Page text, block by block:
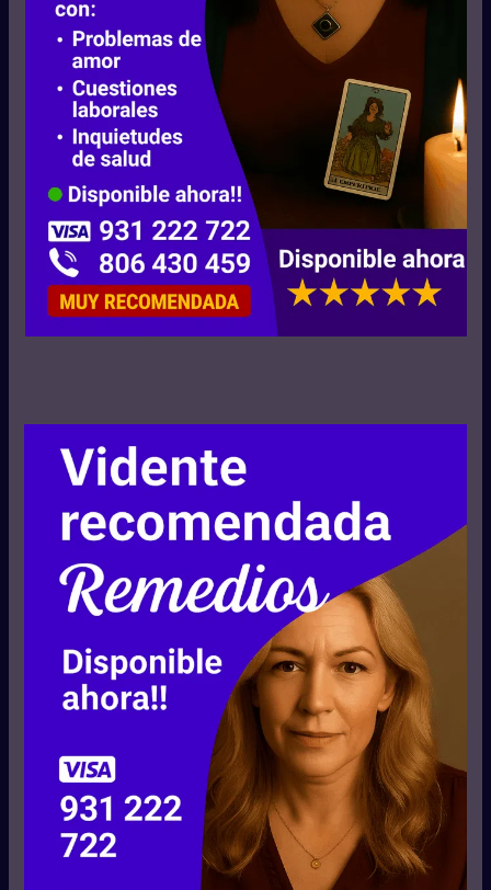
refleja aspectos universales del
viaje humano. Al trabajar con estos
símbolos espirituales, no solo
obtienes respuestas, sino también
una visión más clara de tu
propósito, tus desafíos y tus
dones.